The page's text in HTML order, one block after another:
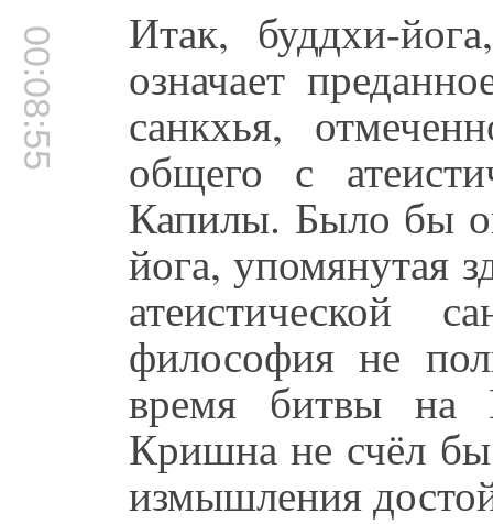
00:08:55 Итак, буддхи-
означает
санкхья,
общего с
Капилы. Было бы
йога, упомянутая
атеистической
философия не
время битвы на
Кришна не счёл
измышления